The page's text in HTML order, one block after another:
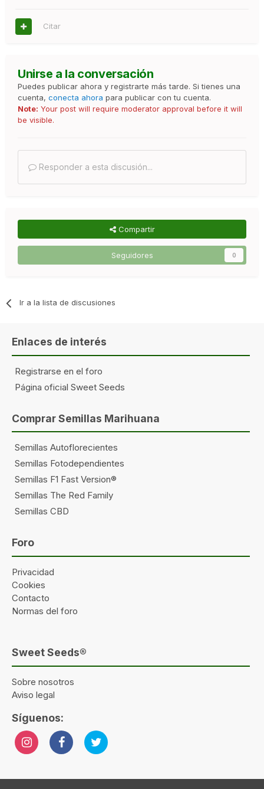
Citar
Unirse a la conversación
Puedes publicar ahora y registrarte más tarde. Si tienes una
cuenta, conecta ahora para publicar con tu cuenta.
Note: Your post will require moderator approval before it will
be visible.
Responder a esta discusión...
Compartir
Seguidores 0
Ir a la lista de discusiones
Enlaces de interés
Registrarse en el foro
Página oficial Sweet Seeds
Comprar Semillas Marihuana
Semillas Autoflorecientes
Semillas Fotodependientes
Semillas F1 Fast Version®
Semillas The Red Family
Semillas CBD
Foro
Privacidad
Cookies
Contacto
Normas del foro
Sweet Seeds®
Sobre nosotros
Aviso legal
Síguenos: